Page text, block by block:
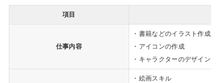
項目
仕事内容
・書籍などのイラスト作成
・アイコンの作成
・キャラクターのデザイン
・絵画スキル